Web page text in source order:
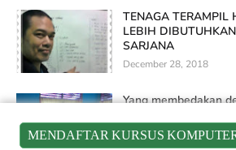
MENDAFTAR KURSUS
TENAGA TERAMPIL
LEBIH
SARJANA
December 28, 2018
Yang membedakan
December 28, 2018